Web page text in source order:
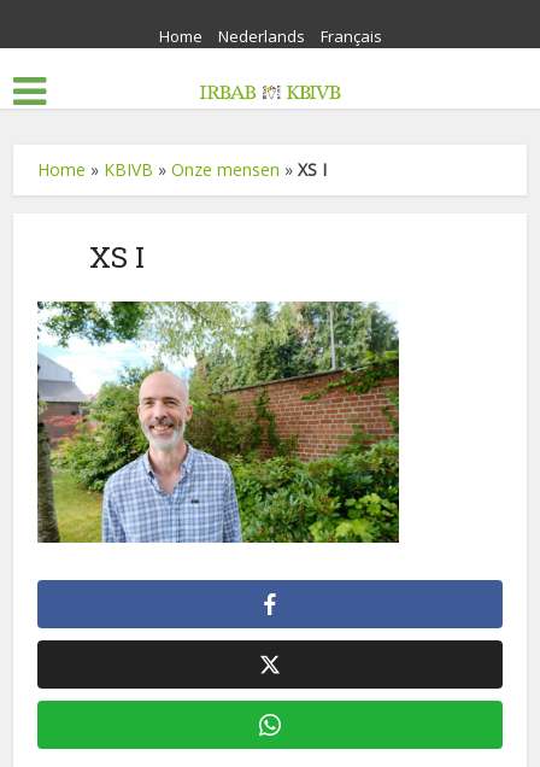
Home Nederlands Français
Home » KBIVB »Onze mensen »XS I
XS I